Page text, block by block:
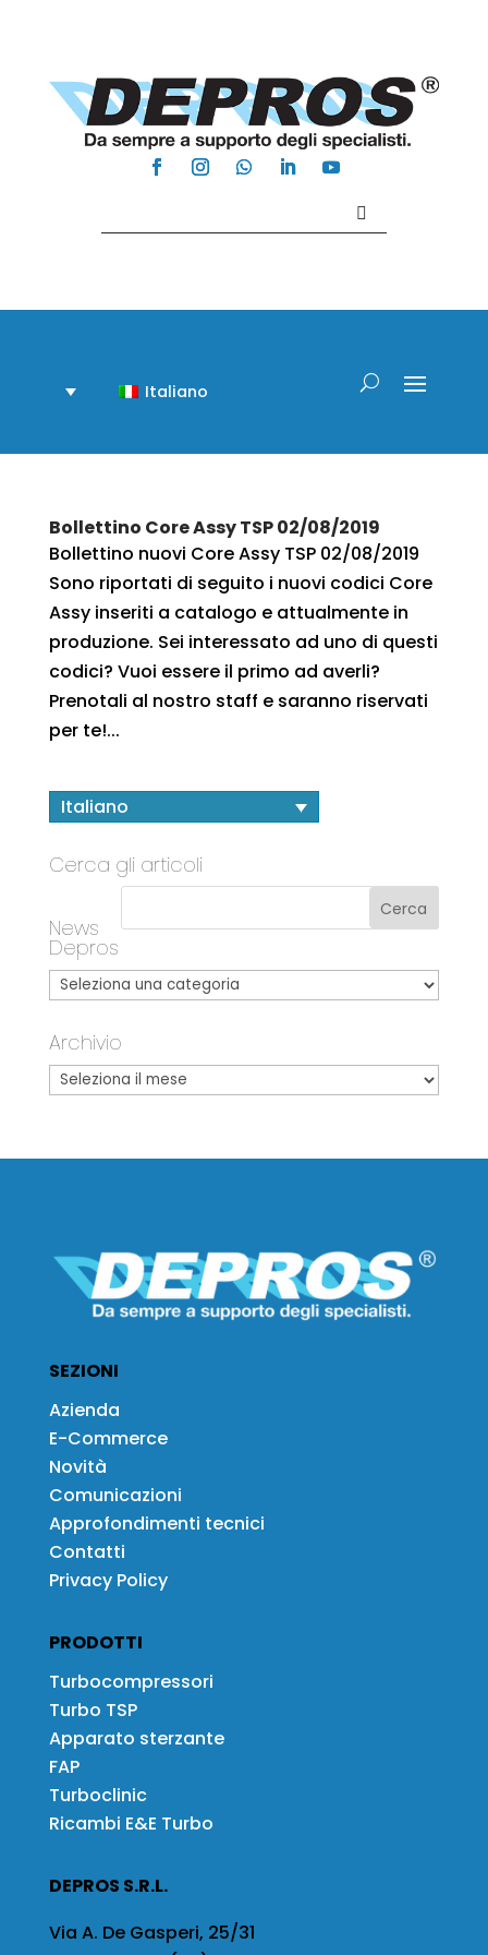
Italiano
Bollettino Core Assy TSP 02/08/2019
Bollettino nuovi Core Assy TSP 02/08/2019
Sono riportati di seguito i nuovi codici Core
Assy inseriti a catalogo e attualmente in
produzione. Sei interessato ad uno di questi
codici? Vuoi essere il primo ad averli?
Prenotali al nostro staff e saranno riservati
per te!...
Italiano
Cerca gli articoli
News
Depros
Archivio
SEZIONI
Azienda
E-Commerce
Novità
Comunicazioni
Approfondimenti tecnici
Contatti
Privacy Policy
PRODOTTI
Turbocompressori
Turbo TSP
Apparato sterzante
FAP
Turboclinic
Ricambi E&E Turbo
DEPROS S.R.L.
Via A. De Gasperi, 25/31